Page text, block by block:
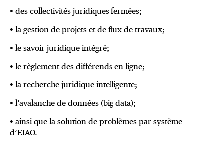
• des collectivités juridiques fermées;
• la gestion de projets et de flux de travaux;
• le savoir juridique intégré;
• le règlement des différends en ligne;
• la recherche juridique intelligente;
• l’avalanche de données (big data);
• ainsi que la solution de problèmes par système
d’EIAO.